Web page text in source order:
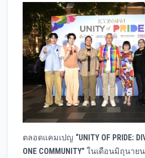
ตลอดแคมเปญ “UNITY OF PRIDE:
ONE COMMUNITY” ในเดือนมิถุนาย